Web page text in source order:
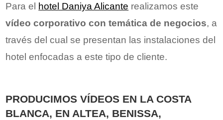
Para el hotel Daniya Alicante realizamos este
vídeo corporativo con temática de negocios, a
través del cual se presentan las instalaciones del
hotel enfocadas a este tipo de cliente.
PRODUCIMOS VÍDEOS EN LA COSTA
BLANCA, EN ALTEA, BENISSA,